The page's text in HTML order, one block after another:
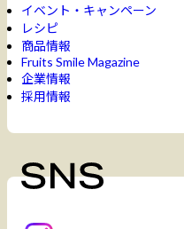
イベント・キャンペーン
レシピ
商品情報
Fruits Smile Magazine
企業情報
採用情報